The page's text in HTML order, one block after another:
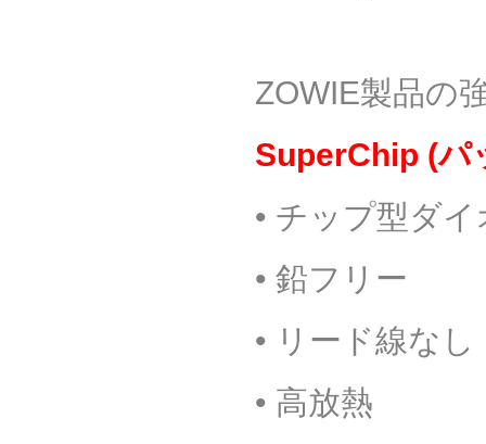
ZOWIE製品の
SuperChip (パ
• チップ型ダイ
• 鉛フリー
• リード線なし
• 高放熱